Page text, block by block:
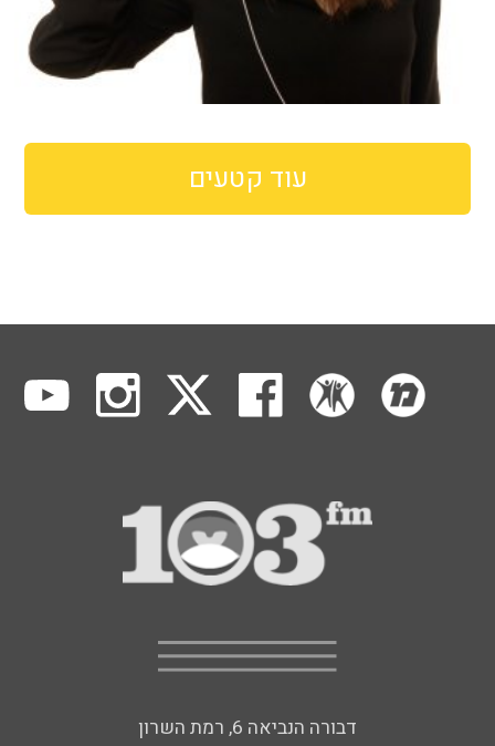
עוד קטעים
דבורה הנביאה 6, רמת השרון